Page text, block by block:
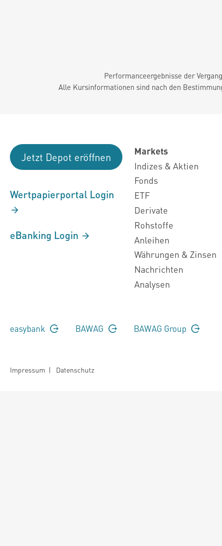
Performanceergebnisse der
Alle Kursinformationen sind nach den
Jetzt Depot eröffnen
Wertpapierportal Login
eBanking Login
Markets
Indizes & Aktien
Fonds
ETF
Derivate
Rohstoffe
Anleihen
Währungen & Zinsen
Nachrichten
Analysen
easybank BAWAG BAWAG Group
Impressum | Datenschutz